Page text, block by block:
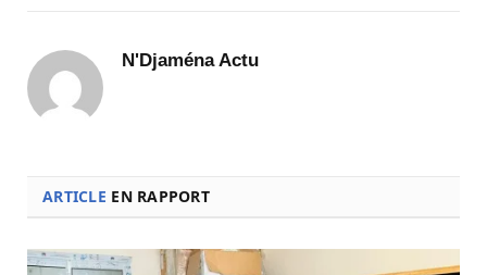
N'Djaména Actu
ARTICLE EN RAPPORT